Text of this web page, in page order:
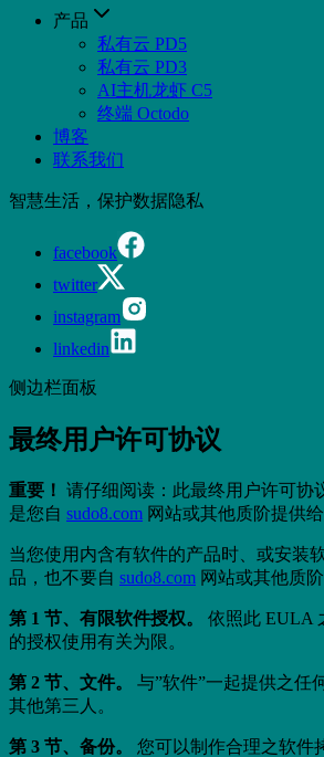
产品
私有云 PD5
私有云 PD3
AI主机龙虾 C5
终端 Octodo
博客
联系我们
智慧生活，保护数据隐私
facebook
twitter
instagram
linkedin
侧边栏面板
最终用户许可协议
重要！ 请仔细阅读：此最终用户许可协
是您自 sudo8.com 网站或其他质阶提供
当您使用内含有软件的产品时、或安装
品，也不要自 sudo8.com 网站或其他质
第 1 节、有限软件授权。
依照此 EULA
的授权使用有关为限。
第 2 节、文件。
与”软件”一起提供之任
其他第三人。
第 3 节、备份。 您可以制作合理之软件